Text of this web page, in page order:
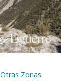
Otras Zonas